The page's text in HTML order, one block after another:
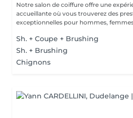
Notre salon de coiffure offre une
accueillante où vous trouverez des
exceptionnelles pour hommes,
Sh. + Coupe + Brushing
Sh. + Brushing
Chignons